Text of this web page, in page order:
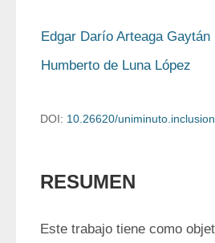
Edgar Darío Arteaga Gaytán
Humberto de Luna López
DOI: 10.26620/
RESUMEN
Este trabajo tiene como